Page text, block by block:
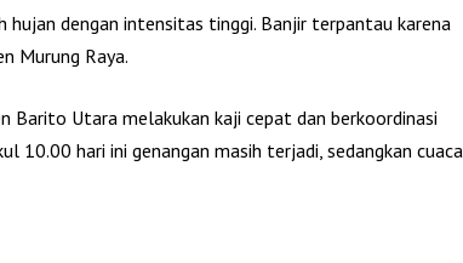
hujan dengan intensitas tinggi. Banjir terpantau karena
Murung Raya.
Barito Utara melakukan kaji cepat dan berkoordinasi
10.00 hari ini genangan masih terjadi, sedangkan cuaca